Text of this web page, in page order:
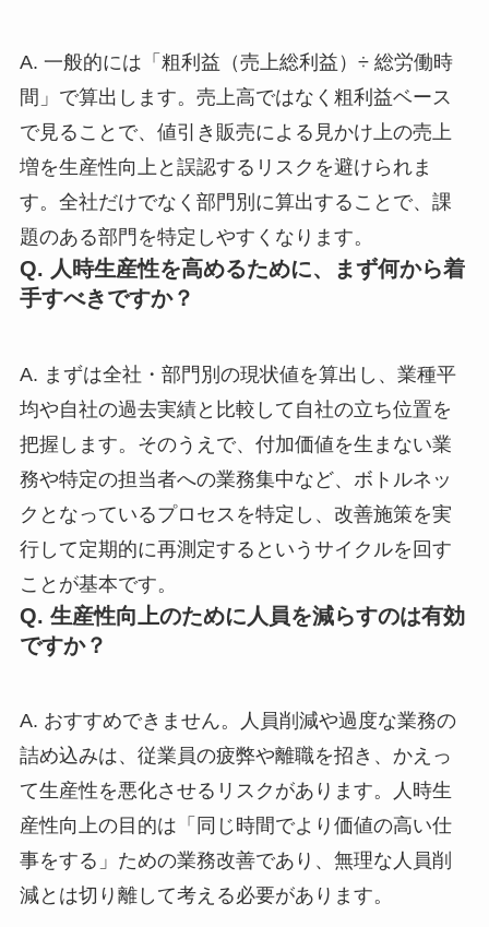
A. 一般的には「粗利益（売上総利益）÷ 総労働時
間」で算出します。売上高ではなく粗利益ベース
で見ることで、値引き販売による見かけ上の売上
増を生産性向上と誤認するリスクを避けられま
す。全社だけでなく部門別に算出することで、課
題のある部門を特定しやすくなります。
Q. 人時生産性を高めるために、まず何から着
手すべきですか？
A. まずは全社・部門別の現状値を算出し、業種平
均や自社の過去実績と比較して自社の立ち位置を
把握します。そのうえで、付加価値を生まない業
務や特定の担当者への業務集中など、ボトルネッ
クとなっているプロセスを特定し、改善施策を実
行して定期的に再測定するというサイクルを回す
ことが基本です。
Q. 生産性向上のために人員を減らすのは有効
ですか？
A. おすすめできません。人員削減や過度な業務の
詰め込みは、従業員の疲弊や離職を招き、かえっ
て生産性を悪化させるリスクがあります。人時生
産性向上の目的は「同じ時間でより価値の高い仕
事をする」ための業務改善であり、無理な人員削
減とは切り離して考える必要があります。